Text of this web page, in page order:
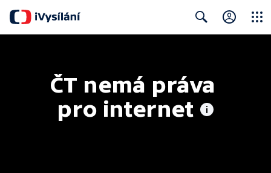
ČT nemá práva
pro internet